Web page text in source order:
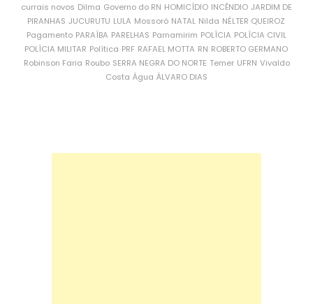
currais novos Dilma Governo do RN HOMICÍDIO INCÊNDIO JARDIM DE
PIRANHAS JUCURUTU LULA Mossoró NATAL Nilda NÉLTER QUEIROZ
Pagamento PARAÍBA PARELHAS Parnamirim POLÍCIA POLÍCIA CIVIL
POLÍCIA MILITAR Política PRF RAFAEL MOTTA RN ROBERTO GERMANO
Robinson Faria Roubo SERRA NEGRA DO NORTE Temer UFRN Vivaldo
Costa Água ÁLVARO DIAS